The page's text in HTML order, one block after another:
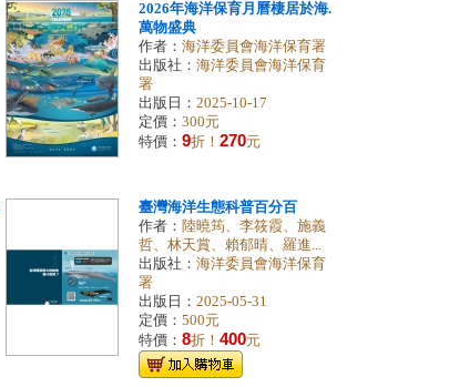
2026年海洋保育月曆棲居於海.
萬物盛典
作者： 海洋委員會海洋保育署
出版社： 海洋委員會海洋保育
署
出版日： 2025-10-17
定價： 300元
特價： 9折！ 270元
臺灣海洋生態科普百分百
作者： 陸曉筠、李筱霞、施義
哲、林天賞、賴郁晴、羅進...
出版社： 海洋委員會海洋保育
署
出版日： 2025-05-31
定價： 500元
特價： 8折！ 400元